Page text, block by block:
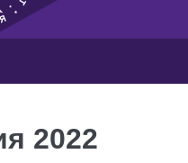
2022